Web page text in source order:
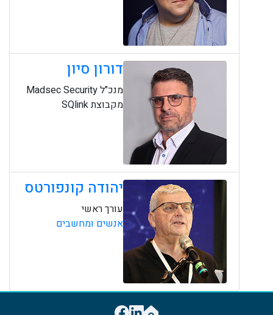
דורון סיון
מנכ"ל Madsec Security
מקבוצת SQlink
יהודה קונפורטס
עורך ראשי
אנשים ומחשבים